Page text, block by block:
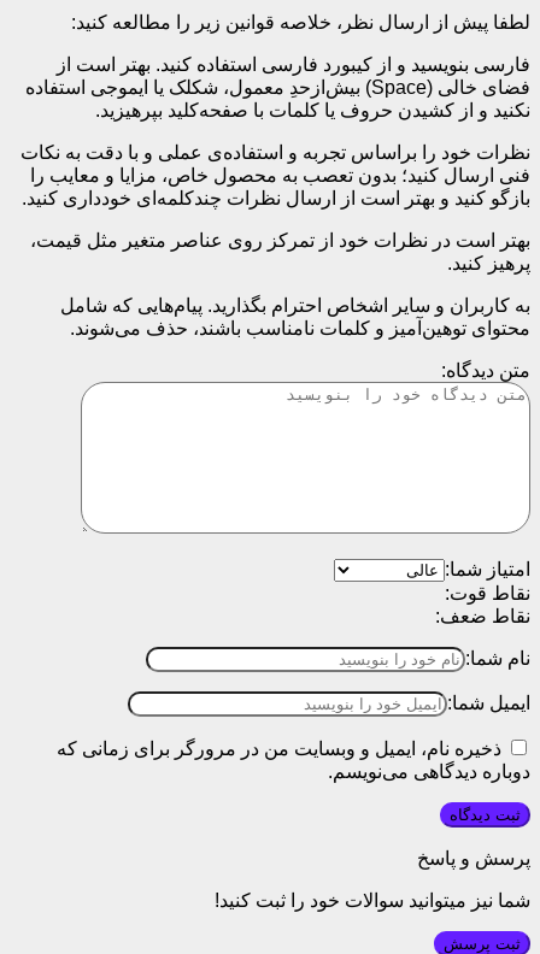
لطفا پیش از ارسال نظر، خلاصه قوانین زیر را مطالعه کنید:
فارسی بنویسید و از کیبورد فارسی استفاده کنید. بهتر است از
فضای خالی (Space) بیش‌از‌حدِ معمول، شکلک یا ایموجی استفاده
نکنید و از کشیدن حروف یا کلمات با صفحه‌کلید بپرهیزید.
نظرات خود را براساس تجربه و استفاده‌ی عملی و با دقت به نکات
فنی ارسال کنید؛ بدون تعصب به محصول خاص، مزایا و معایب را
بازگو کنید و بهتر است از ارسال نظرات چندکلمه‌‌ای خودداری کنید.
بهتر است در نظرات خود از تمرکز روی عناصر متغیر مثل قیمت،
پرهیز کنید.
به کاربران و سایر اشخاص احترام بگذارید. پیام‌هایی که شامل
محتوای توهین‌آمیز و کلمات نامناسب باشند، حذف می‌شوند.
متن دیدگاه:
امتیاز شما:
نقاط قوت:
نقاط ضعف:
نام شما:
ایمیل شما:
ذخیره نام، ایمیل و وبسایت من در مرورگر برای زمانی که
دوباره دیدگاهی می‌نویسم.
پرسش و پاسخ
شما نیز میتوانید سوالات خود را ثبت کنید!
ثبت پرسش